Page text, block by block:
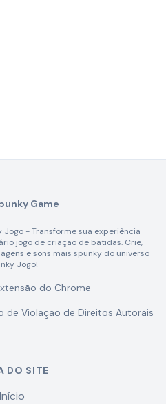
Game
Jogo - Transforme sua experiência
jogo de criação de batidas. Crie,
e sons mais spunky do universo
Jogo!
do Chrome
de Violação de Direitos Autorais
DO SITE
Início